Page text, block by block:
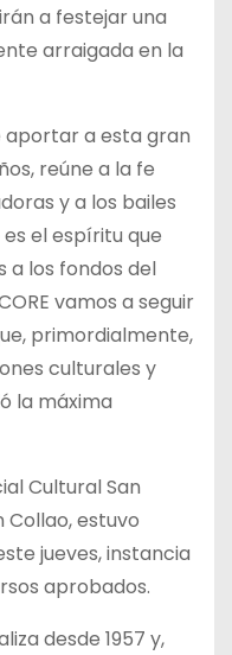
a festejar una
arraigada en la
aportar a esta gran
reúne a la fe
y a los bailes
es el espíritu que
los fondos del
vamos a seguir
primordialmente,
culturales y
la máxima
Cultural San
Collao, estuvo
jueves, instancia
aprobados.
desde 1957 y,